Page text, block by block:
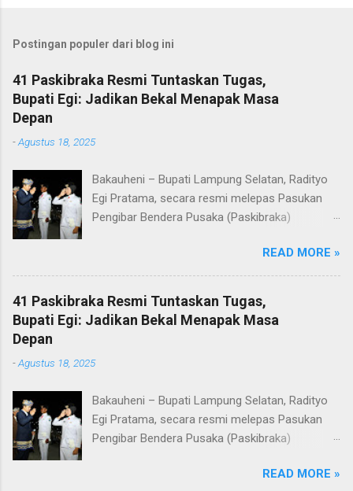
Postingan populer dari blog ini
41 Paskibraka Resmi Tuntaskan Tugas,
Bupati Egi: Jadikan Bekal Menapak Masa
Depan
-Agustus 18, 2025
Bakauheni – Bupati Lampung Selatan, Radityo
Egi Pratama, secara resmi melepas Pasukan
Pengibar Bendera Pusaka (Paskibraka)
Pelepasan dilakukan usai upacara penurunan
bendera di Lapangan Menara Siger, Bakauheni,
Minggu malam (17/8/2025). Sebanyak 41
anggota Paskibraka yang sebelumnya sukses
mengibarkan Sang Saka Merah Putih pada
Indonesia di Kabupaten Lampung Selatan, kini
dengan penuh apresiasi atas dedikasi, disiplin,
dan semangat kebangsaan yang ditunjukkan
sepanjang rangkaian acara. Dalam
bangga dan terima kasih kepada seluruh
READ MORE »
41 Paskibraka Resmi Tuntaskan Tugas,
Bupati Egi: Jadikan Bekal Menapak Masa
Depan
-Agustus 18, 2025
Bakauheni – Bupati Lampung Selatan, Radityo
Egi Pratama, secara resmi melepas Pasukan
Pengibar Bendera Pusaka (Paskibraka)
Pelepasan dilakukan usai upacara penurunan
READ MORE »